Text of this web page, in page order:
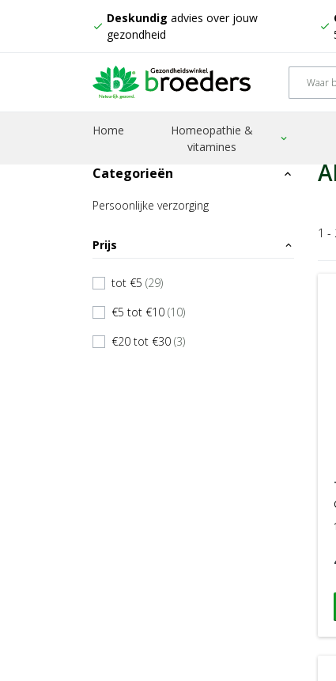
check
Deskundig advies over jouw
gezondheid
check
Home
Homeopathie &
vitamines
expand_more
Home Producten OB
Categorieën expand_less
Persoonlijke verzorging
Prijs expand_less
tot €5 (29)
€5 tot €10 (10)
€20 tot €30 (3)
1 -